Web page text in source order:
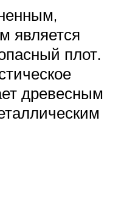
является
плот.
древесным